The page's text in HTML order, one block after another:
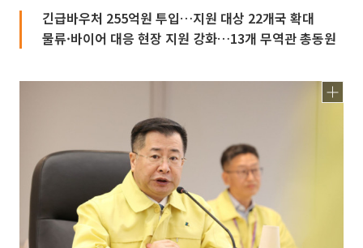
긴급바우처 255억원 투입…지원 대상 22개국 확대
물류·바이어 대응 현장 지원 강화…13개 무역관 총동원